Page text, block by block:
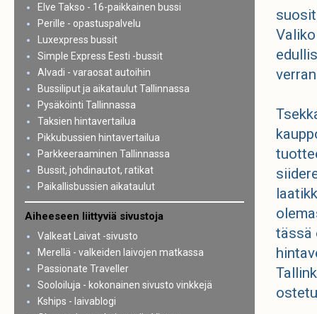
tässä
Elve Takso - 16-paikkainen bussi
Perille - opastuspalvelu
Luxexpress bussit
Simple Express Eesti -bussit
Alvadi - varaosat autoihin
Bussiliput ja aikataulut Tallinnassa
Pysäköinti Tallinnassa
Taksien hintavertailua
Pikkubussien hintavertailua
Parkkeeraaminen Tallinnassa
Bussit, johdinautot, ratikat
Paikallisbussien aikataulut
Aiheeseen liittyviä sivustoja
Valkeat Laivat -sivusto
Merellä - valkeiden laivojen matkassa
Passionate Traveller
Sooloiluja - kokonainen sivusto vinkkejä
Kships - laivablogi